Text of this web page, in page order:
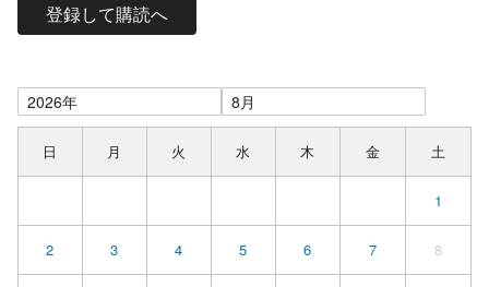
登録して購読へ
日 月 火 水 木 金 土
1
2 3 4 5 6 7 8